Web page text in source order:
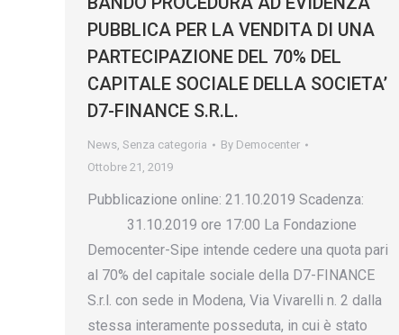
PUBBLICA PER LA VENDITA DI UNA
PARTECIPAZIONE DEL 70% DEL
CAPITALE SOCIALE DELLA SOCIETA’
D7-FINANCE S.R.L.
News, Senza categoria By Democenter
Ottobre 21, 2019
Pubblicazione online: 21.10.2019 Scadenza:
31.10.2019 ore 17:00 La Fondazione
Democenter-Sipe intende cedere una quota pari
al 70% del capitale sociale della D7-FINANCE
S.r.l. con sede in Modena, Via Vivarelli n. 2 dalla
stessa interamente posseduta, in cui è stato